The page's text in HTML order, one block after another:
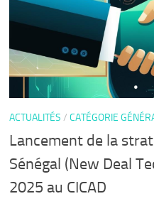
ACTUALITÉS / CATÉGORIE
Lancement de la
Sénégal (New Deal
2025 au CICAD